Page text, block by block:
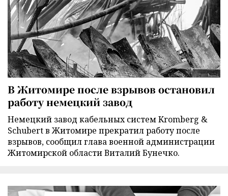
В Житомире после взрывов остановил
работу немецкий завод
Немецкий завод кабельных систем Kromberg &
Schubert в Житомире прекратил работу после
взрывов, сообщил глава военной администрации
Житомирской области Виталий Бунечко.